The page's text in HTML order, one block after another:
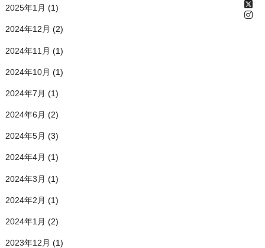
2025年1月 (1)
2024年12月 (2)
2024年11月 (1)
2024年10月 (1)
2024年7月 (1)
2024年6月 (2)
2024年5月 (3)
2024年4月 (1)
2024年3月 (1)
2024年2月 (1)
2024年1月 (2)
2023年12月 (1)